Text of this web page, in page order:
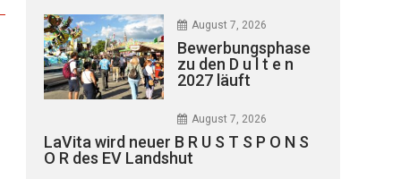
August 7, 2026
Bewerbungsphase
zu den D u l t e n
2027 läuft
August 7, 2026
LaVita wird neuer B R U S T S P O N S
O R des EV Landshut